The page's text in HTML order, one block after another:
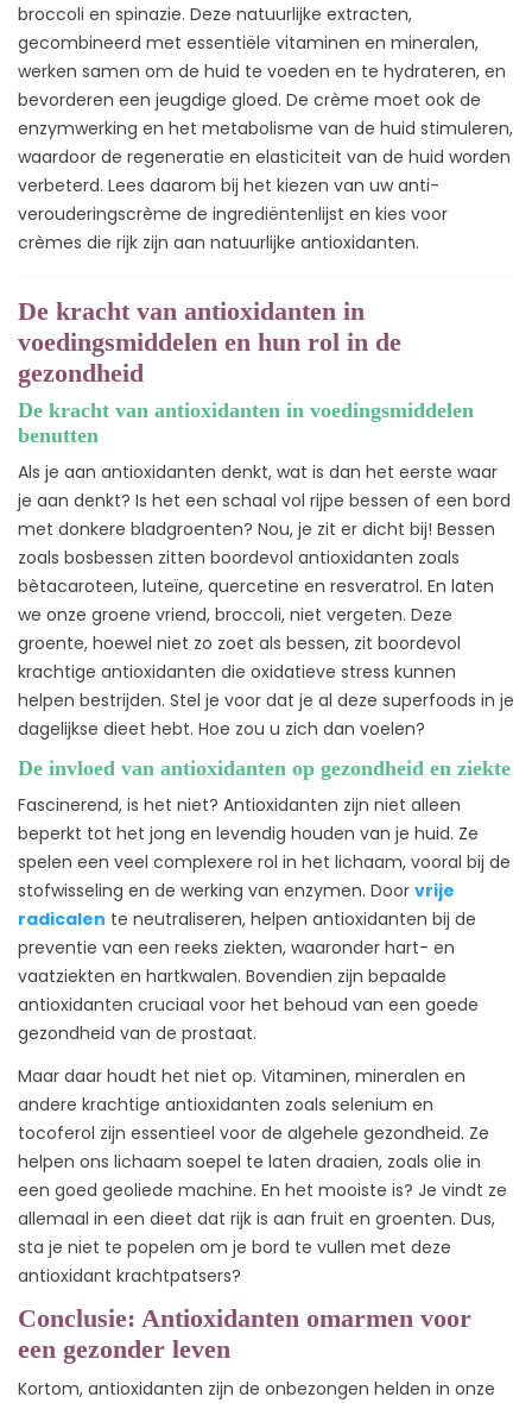
broccoli en spinazie. Deze natuurlijke extracten,
gecombineerd met essentiële vitaminen en mineralen,
werken samen om de huid te voeden en te hydrateren, en
bevorderen een jeugdige gloed. De crème moet ook de
enzymwerking en het metabolisme van de huid stimuleren,
waardoor de regeneratie en elasticiteit van de huid worden
verbeterd. Lees daarom bij het kiezen van uw anti-
verouderingscrème de ingrediëntenlijst en kies voor
crèmes die rijk zijn aan natuurlijke antioxidanten.
De kracht van antioxidanten in
voedingsmiddelen en hun rol in de
gezondheid
De kracht van antioxidanten in voedingsmiddelen
benutten
Als je aan antioxidanten denkt, wat is dan het eerste waar
je aan denkt? Is het een schaal vol rijpe bessen of een bord
met donkere bladgroenten? Nou, je zit er dicht bij! Bessen
zoals bosbessen zitten boordevol antioxidanten zoals
bètacaroteen, luteïne, quercetine en resveratrol. En laten
we onze groene vriend, broccoli, niet vergeten. Deze
groente, hoewel niet zo zoet als bessen, zit boordevol
krachtige antioxidanten die oxidatieve stress kunnen
helpen bestrijden. Stel je voor dat je al deze superfoods in je
dagelijkse dieet hebt. Hoe zou u zich dan voelen?
De invloed van antioxidanten op gezondheid en ziekte
Fascinerend, is het niet? Antioxidanten zijn niet alleen
beperkt tot het jong en levendig houden van je huid. Ze
spelen een veel complexere rol in het lichaam, vooral bij de
stofwisseling en de werking van enzymen. Door vrije
radicalen te neutraliseren, helpen antioxidanten bij de
preventie van een reeks ziekten, waaronder hart- en
vaatziekten en hartkwalen. Bovendien zijn bepaalde
antioxidanten cruciaal voor het behoud van een goede
gezondheid van de prostaat.
Maar daar houdt het niet op. Vitaminen, mineralen en
andere krachtige antioxidanten zoals selenium en
tocoferol zijn essentieel voor de algehele gezondheid. Ze
helpen ons lichaam soepel te laten draaien, zoals olie in
een goed geoliede machine. En het mooiste is? Je vindt ze
allemaal in een dieet dat rijk is aan fruit en groenten. Dus,
sta je niet te popelen om je bord te vullen met deze
antioxidant krachtpatsers?
Conclusie: Antioxidanten omarmen voor
een gezonder leven
Kortom, antioxidanten zijn de onbezongen helden in onze